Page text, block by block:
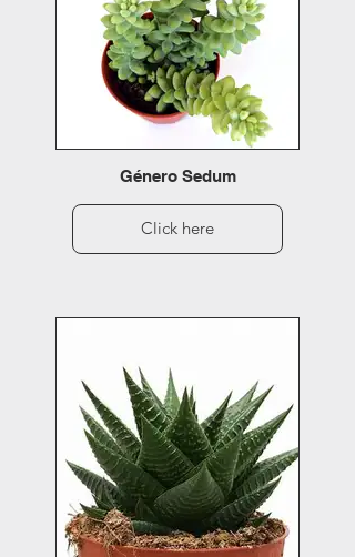
Género Sedum
Click here